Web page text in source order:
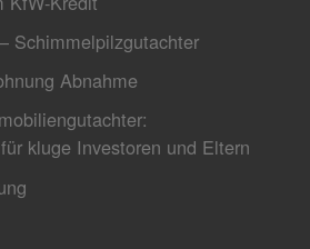
Schimmelpilzgutachter
Abnahme
kluge Investoren und Eltern